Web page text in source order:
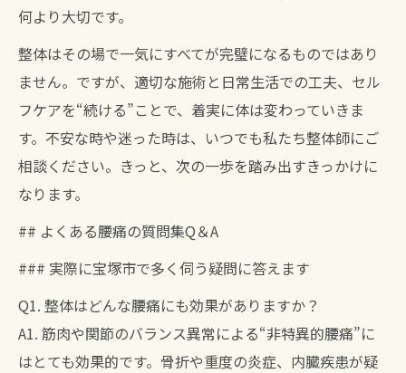
何より大切です。
整体はその場で一気にすべてが完璧になるものではあり
ません。ですが、適切な施術と日常生活での工夫、セル
フケアを“続ける”ことで、着実に体は変わっていきま
す。不安な時や迷った時は、いつでも私たち整体師にご
相談ください。きっと、次の一歩を踏み出すきっかけに
なります。
## よくある腰痛の質問集Q＆A
### 実際に宝塚市で多く伺う疑問に答えます
Q1. 整体はどんな腰痛にも効果がありますか？
A1. 筋肉や関節のバランス異常による“非特異的腰痛”に
はとても効果的です。骨折や重度の炎症、内臓疾患が疑